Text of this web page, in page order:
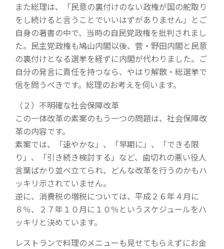
また総理は、「民意の裏付けのない政権が国の舵取り
をし続けると言うことでいいはずがありません」とご
自身の著書の中で、当時の自民党政権を批判されまし
た。民主党政権も鳩山内閣以後、菅・野田内閣と民意
の裏付けとなる選挙を経ずに内閣が代わりました。ご
自分の発言に責任を持つなら、やはり解散・総選挙で
信を問うべきです。総理のお考えを伺います。
（２）不明確な社会保障改革
この一体改革の素案のもう一つの問題は、社会保障改
革の内容です。
素案では、「速やかな」、「早期に」、「できる限
り」、「引き続き検討する」など、歯切れの悪い役人
言葉ばかり並べ立てられ、どんな改革を行うのかもハ
ッキリ示されていません。
逆に、消費税の増税については、平成２６年４月に
８％、２７年１０月に１０％というスケジュールをハ
ッキリと決めています。
レストランで料理のメニューも見せてもらえずにお金